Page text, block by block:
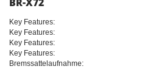
Key Features:
Key Features:
Key Features:
Key Features:
Bremssattelaufnahme: